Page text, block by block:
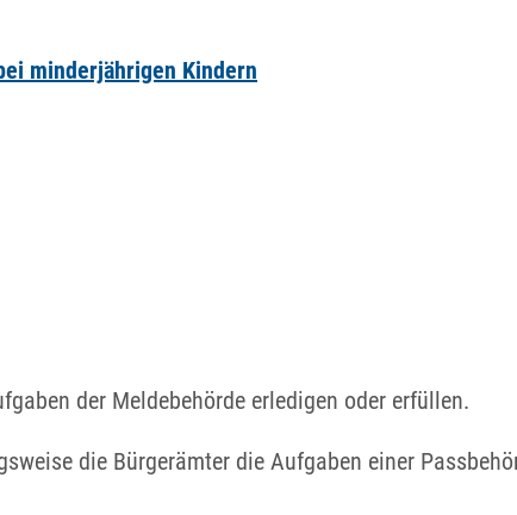
minderjährigen Kindern
der Meldebehörde erledigen oder erfüllen.
die Bürgerämter die Aufgaben einer